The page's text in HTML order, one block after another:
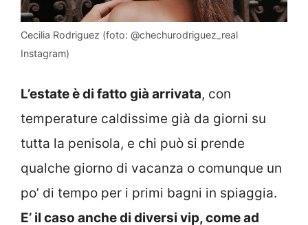
Cecilia Rodriguez (foto: @chechurodriguez_real
Instagram)
L’estate è di fatto già arrivata, con
temperature caldissime già da giorni su
tutta la penisola, e chi può si prende
qualche giorno di vacanza o comunque un
po’ di tempo per i primi bagni in spiaggia.
E’ il caso anche di diversi vip, come ad